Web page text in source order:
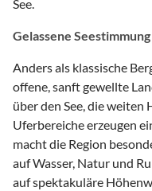
See.
Gelassene
Anders als klassische
offene, sanft gewellte
über den See, die
Uferbereiche erzeugen
macht die Region
auf Wasser, Natur und
auf spektakuläre